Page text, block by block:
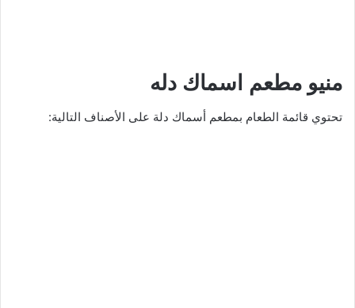
منيو مطعم اسماك دله
تحتوي قائمة الطعام بمطعم أسماك دلة على الأصناف التالية: